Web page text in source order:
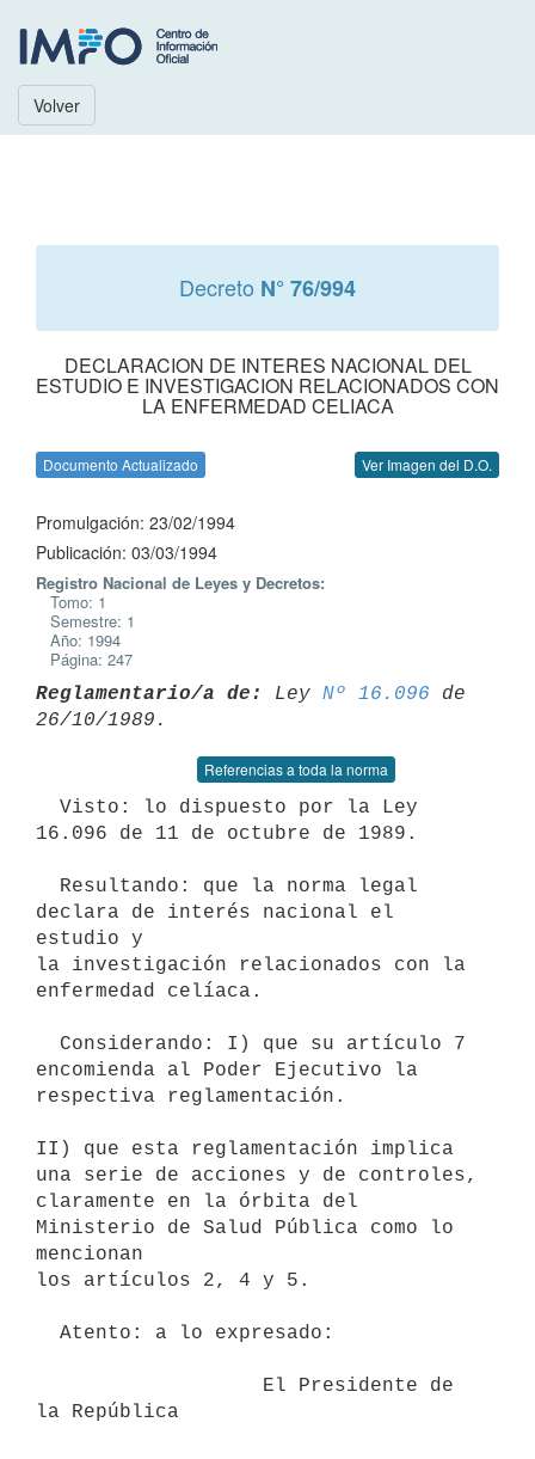
Volver
Decreto N° 76/994
DECLARACION DE INTERES NACIONAL DEL
ESTUDIO E INVESTIGACION RELACIONADOS CON
LA ENFERMEDAD CELIACA
Documento Actualizado Ver Imagen del D.O.
Promulgación: 23/02/1994
Publicación: 03/03/1994
Registro Nacional de Leyes y Decretos:
Tomo: 1
Semestre: 1
Año: 1994
Página: 247
Reglamentario/a de: Ley Nº 16.096 de
Referencias a toda la norma
16.096 de 11 de octubre de 1989.
declara de interés nacional el
estudio y
la investigación relacionados con la
enfermedad celíaca.
encomienda al Poder Ejecutivo la
respectiva reglamentación.
II) que esta reglamentación implica
una serie de acciones y de controles,
claramente en la órbita del
Ministerio de Salud Pública como lo
mencionan
los artículos 2, 4 y 5.
la República